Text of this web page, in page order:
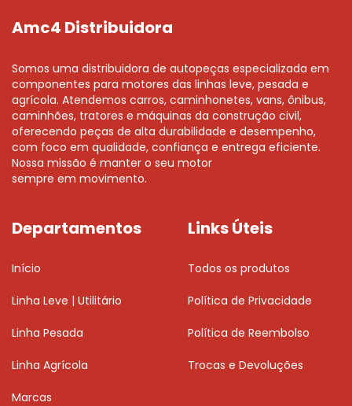
Amc4 Distribuidora
Somos uma distribuidora de autopeças especializada em
componentes para motores das linhas leve, pesada e
agrícola. Atendemos carros, caminhonetes, vans, ônibus,
caminhões, tratores e máquinas da construção civil,
oferecendo peças de alta durabilidade e desempenho,
com foco em qualidade, confiança e entrega eficiente.
Nossa missão é manter o seu motor
sempre em movimento.
Departamentos
Início
Linha Leve | Utilitário
Linha Pesada
Linha Agrícola
Marcas
Links Úteis
Todos os produtos
Política de Privacidade
Política de Reembolso
Trocas e Devoluções